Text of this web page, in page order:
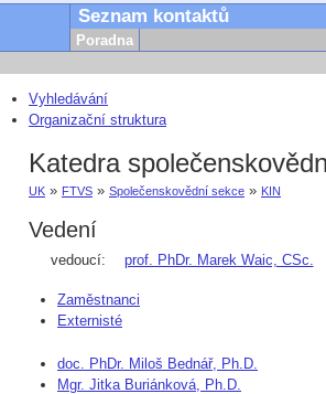
Seznam kontaktů
Poradna
Vyhledávání
Organizační struktura
Katedra
UK » FTVS » Společenskovědní sekce » KIN
Vedení
vedoucí: prof. PhDr. Marek Waic, CSc.
Zaměstnanci
Externisté
doc. PhDr. Miloš Bednář, Ph.D.
Mgr. Jitka Buriánková, Ph.D.